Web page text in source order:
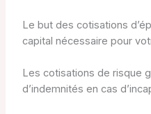
Le but des cotisations
capital nécessaire pour
Les cotisations de risque
d’indemnités en cas